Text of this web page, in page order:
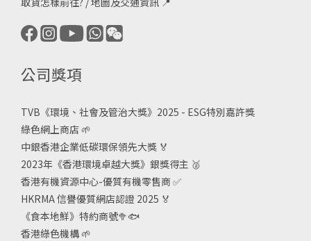
公司獎項
TVB《環境、社會及管治大獎》2025 - ESG特別嘉許獎
綠色網上商店 🌱
中銀香港企業低碳環保領先大獎 🏅
2023年《香港環境卓越大獎》銀獎得主 🥈
香港有機資源中心-優質有機零售商✅
HKRMA 信譽優質網店認證 2025 🏅
《食本地鮮》特約商號🥦🐟
香港綠色機構 🌱